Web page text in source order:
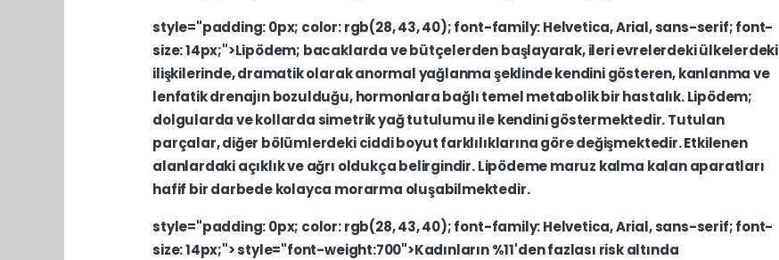
style="padding:0px; color:rgb(28,43,40);font-family:Helvetica,Arial,sans-serif;font-
size:14px;">Lipödem; bacaklardavebütçelerdenbaşlayarak,ilerievrelerdekiülkelerdeki
ilişkilerinde,dramatikolarakanormalyağlanmaşeklindekendinigösteren,kanlanmave
lenfatikdrenajınbozulduğu,hormonlarabağlıtemelmetabolikbirhastalık.Lipödem;
dolgulardavekollarda simetrikyağtutulumuilekendinigöstermektedir.Tutulan
parçalar,diğer bölümlerdekiciddiboyutfarklılıklarınagöredeğişmektedir.Etkilenen
alanlardakiaçıklıkveağrı oldukçabelirgindir.Lipödememaruz kalma kalanaparatları
hafif birdarbedekolayca morarma oluşabilmektedir.
style="padding:0px; color:rgb(28,43,40);font-family:Helvetica,Arial,sans-serif;font-
size:14px;">style="font-weight:700">Kadınların%11'denfazlası riskaltında